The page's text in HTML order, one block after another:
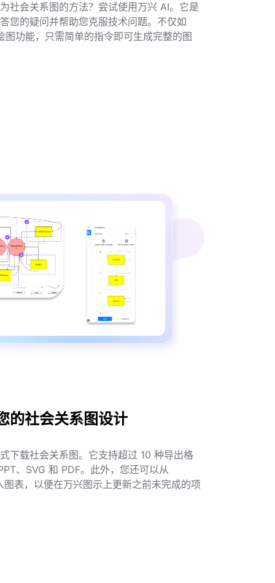
社会关系图的方法？尝试使用万兴 AI。它是
您的疑问并帮助您克服技术问题。不仅如
图功能，只需简单的指令即可生成完整的图
的社会关系图设计
下载社会关系图。它支持超过 10 种导出格
、SVG 和 PDF。此外，您还可以从
表，以便在万兴图示上更新之前未完成的项